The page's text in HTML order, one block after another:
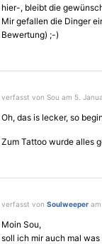
hier-, bleibt die
Mir gefallen die Dinger
Bewertung) ;-)
verfasst von Sou am 5.
Oh, das is lecker, so
Zum Tattoo wurde alles
verfasst von Soulweeper
Moin Sou,
soll ich mir auch mal